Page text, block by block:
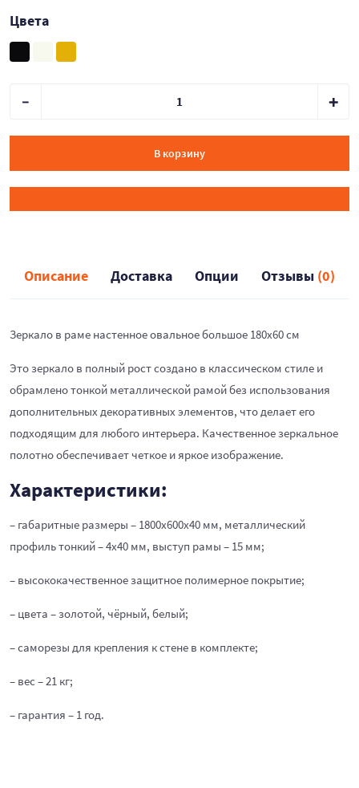
Цвета
В корзину
Описание Доставка Опции Отзывы (0)
Зеркало в раме настенное овальное большое 180х60 см
Это зеркало в полный рост создано в классическом стиле и
обрамлено тонкой металлической рамой без использования
дополнительных декоративных элементов, что делает его
подходящим для любого интерьера. Качественное зеркальное
полотно обеспечивает четкое и яркое изображение.
Характеристики:
– габаритные размеры – 1800х600х40 мм, металлический
профиль тонкий – 4х40 мм, выступ рамы – 15 мм;
– высококачественное защитное полимерное покрытие;
– цвета – золотой, чёрный, белый;
– саморезы для крепления к стене в комплекте;
– вес – 21 кг;
– гарантия – 1 год.